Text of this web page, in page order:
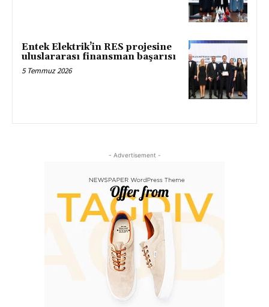
Entek Elektrik’in RES projesine
uluslararası finansman başarısı
5 Temmuz 2026
- Advertisement -